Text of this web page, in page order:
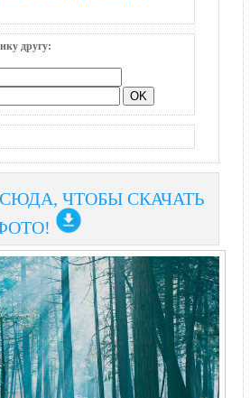
другу:
ЧТОБЫ СКАЧАТЬ